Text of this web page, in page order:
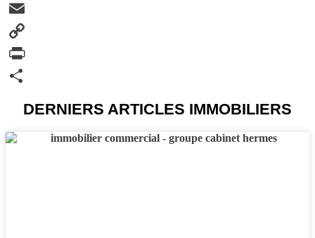
Snapchat
Email
Copy
Link
PrintFriendly
DERNIERS ARTICLES IMMOBILIERS